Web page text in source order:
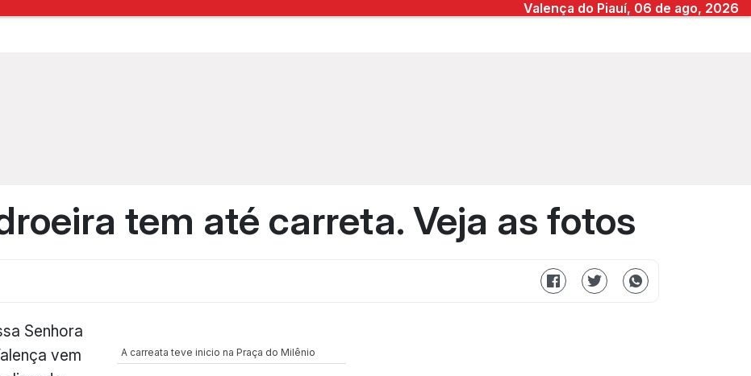
Valença do Piauí, 06 de ago, 2026
tem até carreta. Veja as fotos
A carreata teve inicio na Praça do Milênio
Senhora
vem